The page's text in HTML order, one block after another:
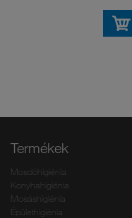
Termékek
Mosdóhigiénia
Konyhahigiénia
Mosáshigiénia
Épülethigiénia